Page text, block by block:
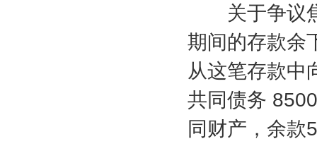
关于争议焦
期间的存款余
从这笔存款中
共同债务 8500
同财产，余款